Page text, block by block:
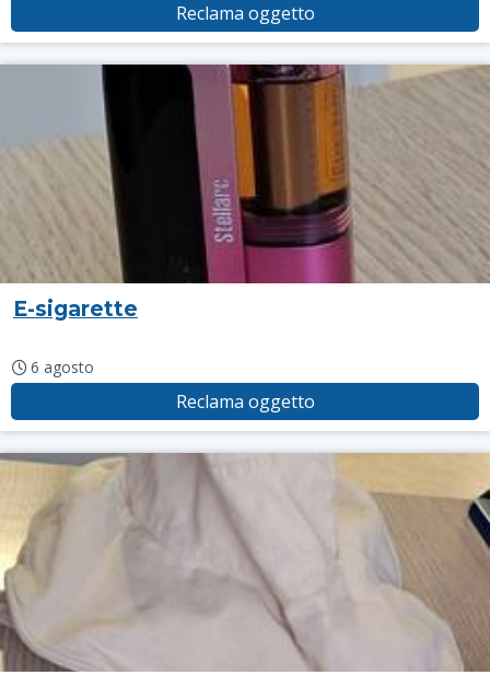
Reclama oggetto
E-sigarette
6 agosto
Reclama oggetto